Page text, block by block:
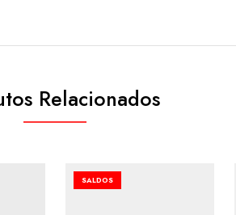
Relacionados
SALDOS